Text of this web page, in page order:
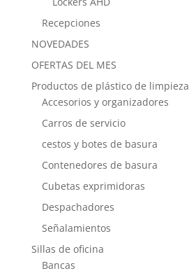
Recepciones
NOVEDADES
OFERTAS DEL MES
Productos de plástico de limpieza
Accesorios y organizadores
Carros de servicio
cestos y botes de basura
Contenedores de basura
Cubetas exprimidoras
Despachadores
Señalamientos
Sillas de oficina
Bancas